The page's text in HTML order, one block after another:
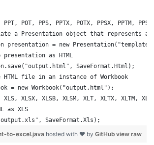
POT, PPS, PPTX, POTX, PPSX, PPTM,
a Presentation object that represents a
presentation = new
as HTML
SaveFormat.Html);
file in an instance of Workbook
= new Workbook("output.html");
XLSX, XLSB, XLSM, XLT, XLTX, XLTM,
as XLS
SaveFormat.Xls);
view raw
to-excel.java hosted with ❤ by GitHub